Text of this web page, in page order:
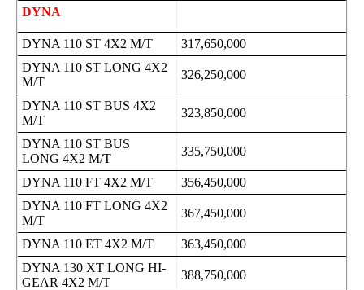
DYNA
DYNA 110 ST 4X2 M/T
317,650,000
DYNA 110 ST LONG 4X2
M/T
326,250,000
DYNA 110 ST BUS 4X2
M/T
323,850,000
DYNA 110 ST BUS
LONG 4X2 M/T
335,750,000
DYNA 110 FT 4X2 M/T
356,450,000
DYNA 110 FT LONG 4X2
M/T
367,450,000
DYNA 110 ET 4X2 M/T
363,450,000
DYNA 130 XT LONG HI-
GEAR 4X2 M/T
388,750,000